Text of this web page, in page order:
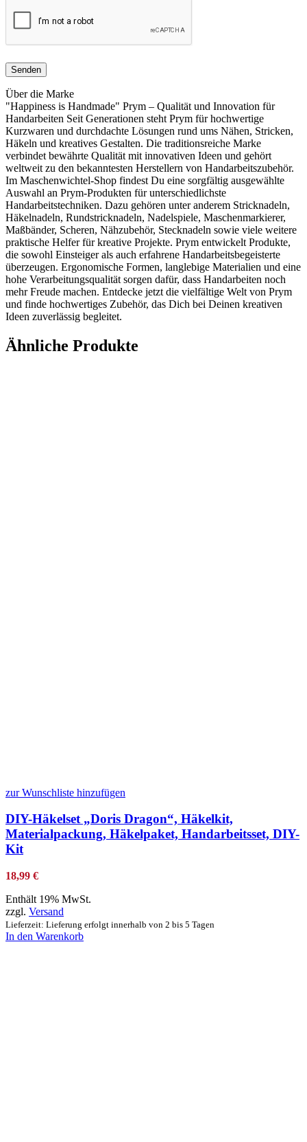
Über die Marke
"Happiness is Handmade" Prym – Qualität und Innovation für
Handarbeiten Seit Generationen steht Prym für hochwertige
Kurzwaren und durchdachte Lösungen rund ums Nähen, Stricken,
Häkeln und kreatives Gestalten. Die traditionsreiche Marke
verbindet bewährte Qualität mit innovativen Ideen und gehört
weltweit zu den bekanntesten Herstellern von Handarbeitszubehör.
Im Maschenwichtel-Shop findest Du eine sorgfältig ausgewählte
Auswahl an Prym-Produkten für unterschiedlichste
Handarbeitstechniken. Dazu gehören unter anderem Stricknadeln,
Häkelnadeln, Rundstricknadeln, Nadelspiele, Maschenmarkierer,
Maßbänder, Scheren, Nähzubehör, Stecknadeln sowie viele weitere
praktische Helfer für kreative Projekte. Prym entwickelt Produkte,
die sowohl Einsteiger als auch erfahrene Handarbeitsbegeisterte
überzeugen. Ergonomische Formen, langlebige Materialien und eine
hohe Verarbeitungsqualität sorgen dafür, dass Handarbeiten noch
mehr Freude machen. Entdecke jetzt die vielfältige Welt von Prym
und finde hochwertiges Zubehör, das Dich bei Deinen kreativen
Ideen zuverlässig begleitet.
Ähnliche Produkte
zur Wunschliste hinzufügen
DIY-Häkelset „Doris Dragon“, Häkelkit,
Materialpackung, Häkelpaket, Handarbeitsset, DIY-
Kit
18,99 €
Enthält 19% MwSt.
zzgl. Versand
Lieferzeit: Lieferung erfolgt innerhalb von 2 bis 5 Tagen
In den Warenkorb